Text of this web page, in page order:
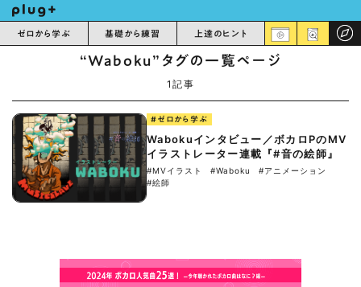
ゼロから学ぶ 基礎から練習 上達のヒント
“Waboku”タグの一覧ページ
1記事
#ゼロから学ぶ
Wabokuインタビュー／ボカロPのMV
イラストレーター連載『#音の絵師』
#MVイラスト #Waboku
#アニメーション
#絵師